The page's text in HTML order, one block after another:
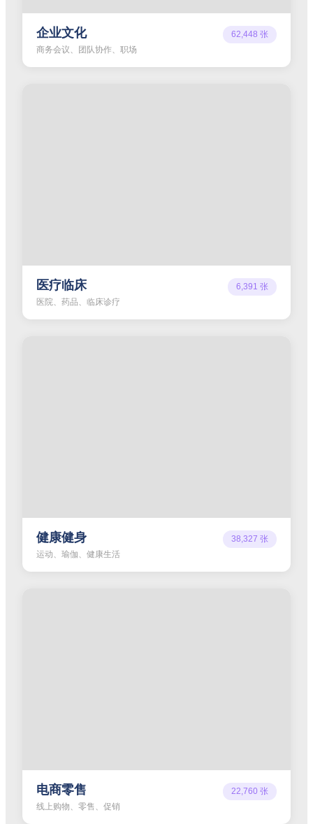
企业文化
商务会议、团队协作、职场
62,448 张
医疗临床
医院、药品、临床诊疗
6,391 张
健康健身
运动、瑜伽、健康生活
38,327 张
电商零售
线上购物、零售、促销
22,760 张